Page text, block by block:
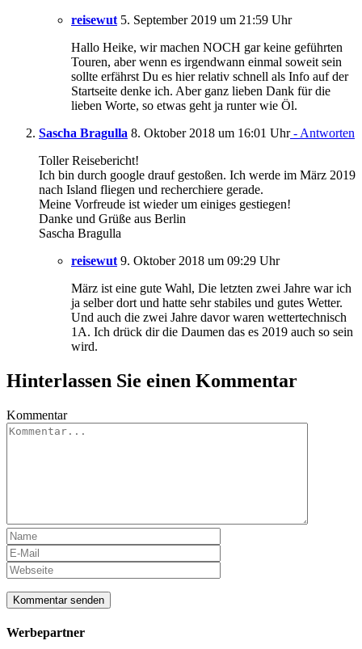
reisewut 5. September 2019 um 21:59 Uhr
Hallo Heike, wir machen NOCH gar keine geführten
Touren, aber wenn es irgendwann einmal soweit sein
sollte erfährst Du es hier relativ schnell als Info auf der
Startseite denke ich. Aber ganz lieben Dank für die
lieben Worte, so etwas geht ja runter wie Öl.
Sascha Bragulla 8. Oktober 2018 um 16:01 Uhr- Antworten
Toller Reisebericht!
Ich bin durch google drauf gestoßen. Ich werde im März 2019
nach Island fliegen und recherchiere gerade.
Meine Vorfreude ist wieder um einiges gestiegen!
Danke und Grüße aus Berlin
Sascha Bragulla
reisewut 9. Oktober 2018 um 09:29 Uhr
März ist eine gute Wahl, Die letzten zwei Jahre war ich
ja selber dort und hatte sehr stabiles und gutes Wetter.
Und auch die zwei Jahre davor waren wettertechnisch
1A. Ich drück dir die Daumen das es 2019 auch so sein
wird.
Hinterlassen Sie einen Kommentar
Kommentar
Werbepartner